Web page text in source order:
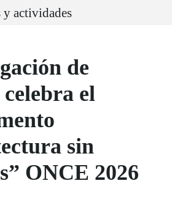
y actividades
de
el
sin
ONCE 2026